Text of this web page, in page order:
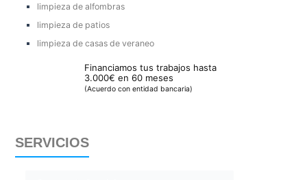
limpieza de alfombras
limpieza de patios
limpieza de casas de veraneo
Financiamos tus trabajos hasta
3.000€ en 60 meses
(Acuerdo con entidad bancaria)
SERVICIOS